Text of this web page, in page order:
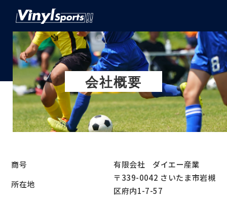
会社概要
商号
有限会社 ダイエー産業
所在地
〒339-0042 さいたま市岩槻
区府内1-7-57